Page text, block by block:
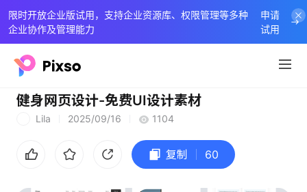
限时开放企业版试用，支持企业资源库、权限管理等多种
企业协作及管理能力
申请
试用
健身网页设计-免费UI设计素材
Lila 2025/09/16 1104
复制 60